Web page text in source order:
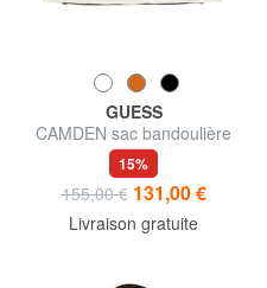
GUESS
CAMDEN sac bandoulière
15%
155,00 € 131,00 €
Livraison gratuite